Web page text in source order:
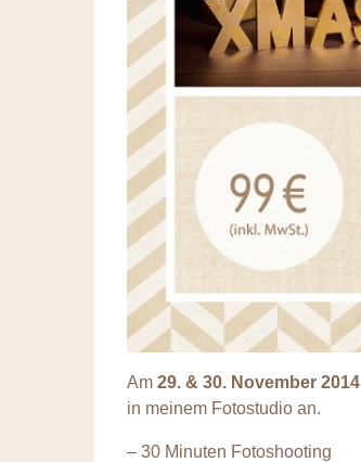
Am 29. & 30. November 2014
in meinem Fotostudio an.
– 30 Minuten Fotoshooting